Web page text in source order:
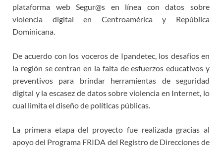
plataforma web Segur@s en línea con datos sobre
violencia digital en Centroamérica y República
Dominicana.
De acuerdo con los voceros de Ipandetec, los desafíos en
la región se centran en la falta de esfuerzos educativos y
preventivos para brindar herramientas de seguridad
digital y la escasez de datos sobre violencia en Internet, lo
cual limita el diseño de políticas públicas.
La primera etapa del proyecto fue realizada gracias al
apoyo del Programa FRIDA del Registro de Direcciones de